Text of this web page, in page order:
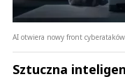
AI otwiera nowy front
Sztuczna